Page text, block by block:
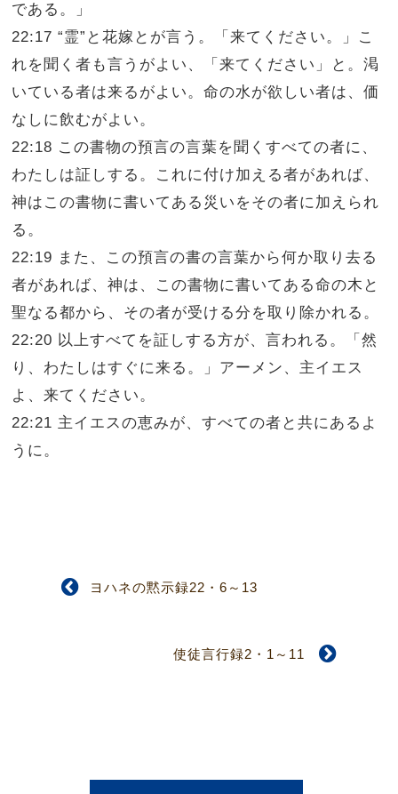
である。」
22:17 “霊”と花嫁とが言う。「来てください。」こ
れを聞く者も言うがよい、「来てください」と。渇
いている者は来るがよい。命の水が欲しい者は、価
なしに飲むがよい。
22:18 この書物の預言の言葉を聞くすべての者に、
わたしは証しする。これに付け加える者があれば、
神はこの書物に書いてある災いをその者に加えられ
る。
22:19 また、この預言の書の言葉から何か取り去る
者があれば、神は、この書物に書いてある命の木と
聖なる都から、その者が受ける分を取り除かれる。
22:20 以上すべてを証しする方が、言われる。「然
り、わたしはすぐに来る。」アーメン、主イエス
よ、来てください。
22:21 主イエスの恵みが、すべての者と共にあるよ
うに。
ヨハネの黙示録22・6～13
使徒言行録2・1～11